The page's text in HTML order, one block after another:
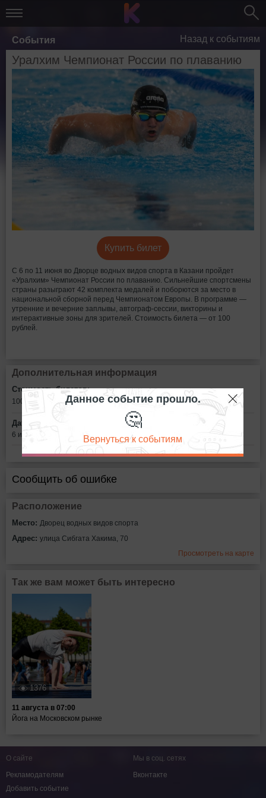
События Назад к событиям
Уралхим Чемпионат России по плаванию
Купить билет
С 6 по 11 июня во Дворце водных видов спорта в Казани пройдет
«Уралхим» Чемпионат России по плаванию. Сильнейшие спортсмены
страны разыграют 42 комплекта медалей и поборются за место в
национальной сборной перед Чемпионатом Европы. В программе —
утренние и вечерние заплывы, автограф-сессии, викторины и
интерактивные зоны для зрителей. Стоимость билета — от 100
рублей.
Дополнительная информация
Стоимость билетов:
100 рублей
Дата:
6 июня в 9:00 и 16:20, 7 - 11 июня в 9:00 и 17:00
Сообщить об ошибке
Расположение
Место: Дворец водных видов спорта
Адрес: улица Сибгата Хакима, 70
Просмотреть на карте
Так же вам может быть интересно
1376
11 августа в 07:00
Йога на Московском рынке
Данное событие прошло.
🤔
Вернуться к событиям
О сайте
Рекламодателям
Добавить событие
Мы в соц. сетях
Вконтакте